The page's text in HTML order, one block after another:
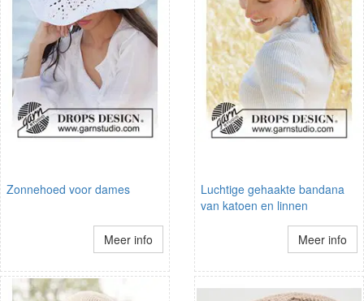
Zonnehoed voor dames
Meer info
Luchtige gehaakte bandana
van katoen en linnen
Meer info